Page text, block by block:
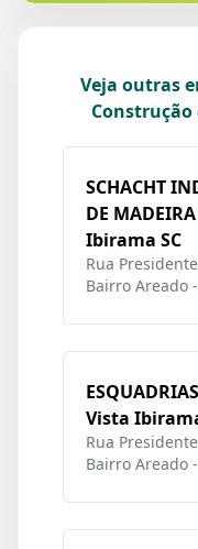
Veja outras
SCHACHT
DE
Ibirama SC
Rua
Bairro Areado
Vista
Rua
Bairro Areado